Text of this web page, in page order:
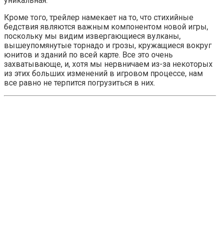
Кроме того, трейлер намекает на то, что стихийные
бедствия являются важным компонентом новой игры,
поскольку мы видим извергающиеся вулканы,
вышеупомянутые торнадо и грозы, кружащиеся вокруг
юнитов и зданий по всей карте. Все это очень
захватывающе, и, хотя мы нервничаем из-за некоторых
из этих больших изменений в игровом процессе, нам
все равно не терпится погрузиться в них.